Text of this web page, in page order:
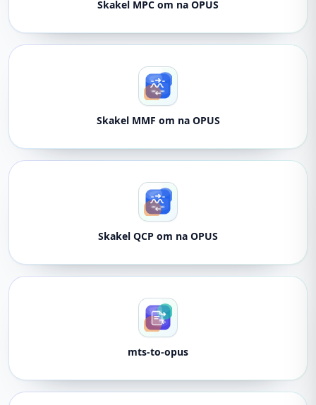
Skakel MPC om na OPUS
Skakel MMF om na OPUS
Skakel QCP om na OPUS
mts-to-opus